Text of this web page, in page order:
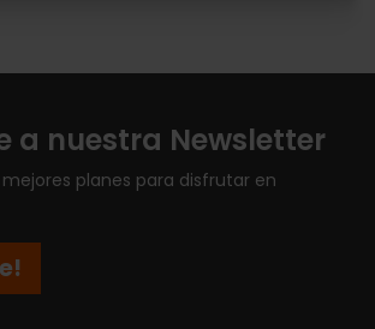
a nuestra Newsletter
mejores planes para disfrutar en